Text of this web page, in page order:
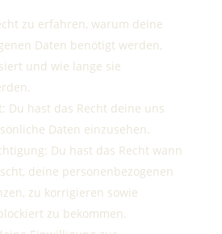
zu erfahren, warum deine
Daten benötigt werden,
und wie lange sie
Du hast das Recht deine uns
Daten einzusehen.
Du hast das Recht wann
deine personenbezogenen
zu korrigieren sowie
zu bekommen.